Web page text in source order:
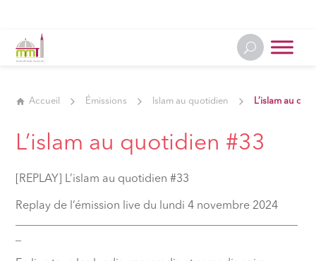
Accueil Émissions Islam au quotidien L’islam au
L’islam au quotidien #33
[REPLAY] L’islam au quotidien #33
Replay de l’émission live du lundi 4 novembre 2024